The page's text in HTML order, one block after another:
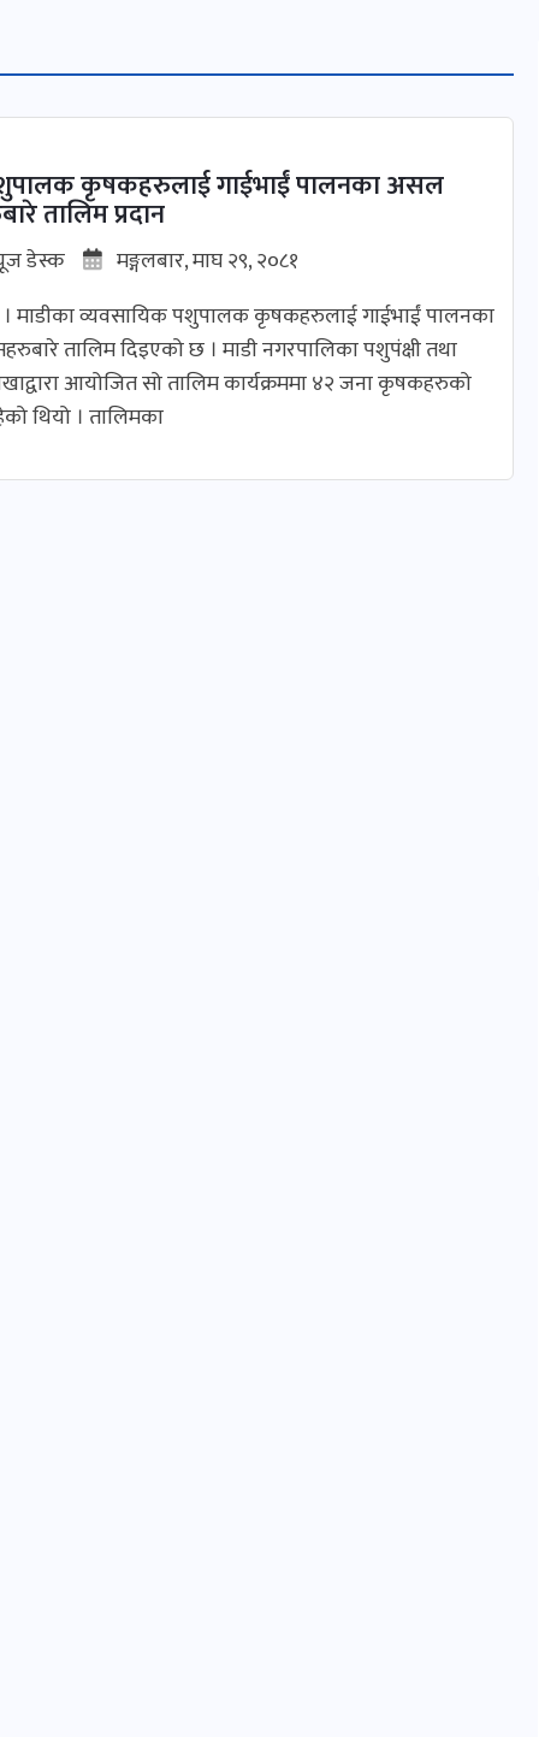
कृषकहरुलाई गाईभाईं पालनका असल
तालिम प्रदान
डेस्क
मङ्गलबार, माघ २९, २०८१
। माडीका व्यवसायिक पशुपालक कृषकहरुलाई गाईभाईं पालनका
तालिम दिइएको छ । माडी नगरपालिका पशुपंक्षी तथा
आयोजित सो तालिम कार्यक्रममा ४२ जना कृषकहरुको
थियो । तालिमका